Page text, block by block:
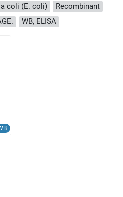
coli (E. coli)
Recombinant
WB, ELISA